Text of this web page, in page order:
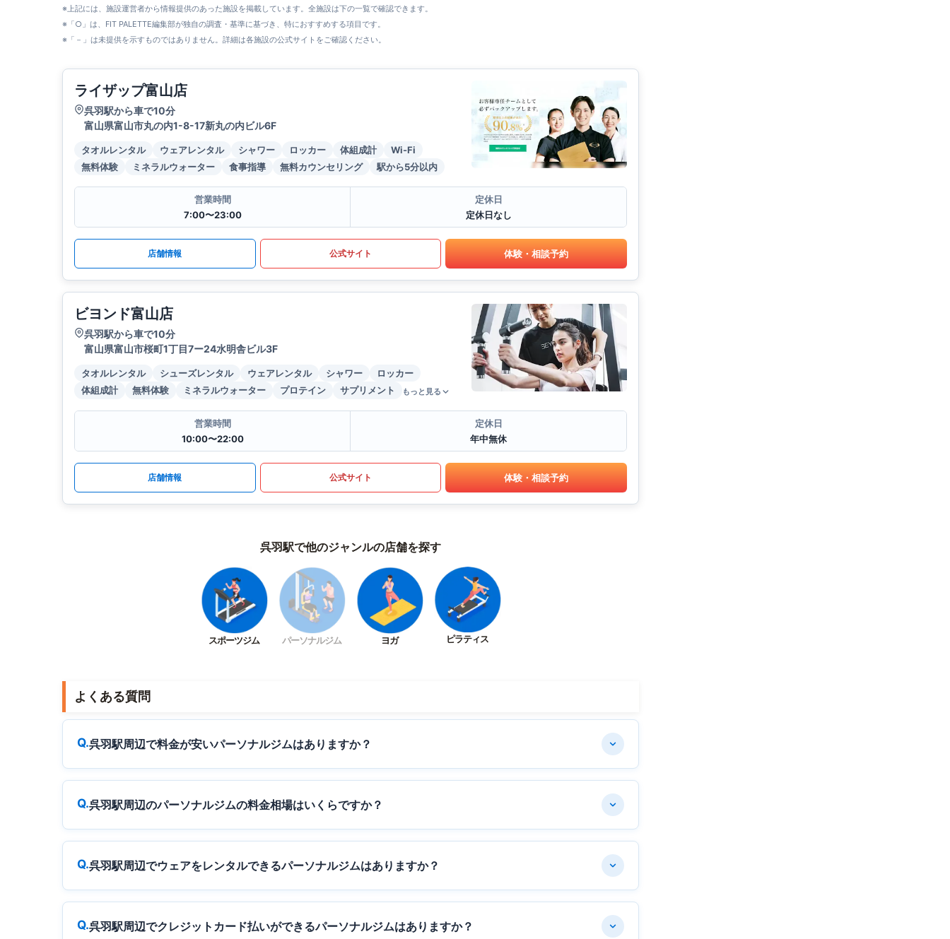
※上記には、施設運営者から情報提供のあった施設を掲載しています。全施設は下の一覧で確認できます。
※「○」は、FIT PALETTE編集部が独自の調査・基準に基づき、特におすすめする項目です。
※「－」は未提供を示すものではありません。詳細は各施設の公式サイトをご確認ください。
ライザップ富山店
呉羽駅から車で10分
富山県富山市丸の内1-8-17新丸の内ビル6F
タオルレンタル ウェアレンタル シャワー ロッカー 体組成計
Wi-Fi
無料体験
ミネラルウォーター 食事指導 無料カウンセリング 駅から5分以内
営業時間
7:00〜23:00
定休日
定休日なし
店舗情報 公式サイト 体験・相談予約
ビヨンド富山店
呉羽駅から車で10分
富山県富山市桜町1丁目7ー24水明舎ビル3F
タオルレンタル シューズレンタル ウェアレンタル シャワー
ロッカー
体組成計
無料体験 ミネラルウォーター プロテイン サプリメント もっと見る
営業時間
10:00〜22:00
定休日
年中無休
店舗情報 公式サイト 体験・相談予約
呉羽駅で他のジャンルの店舗を探す
スポーツジム パーソナルジム ヨガ ピラティス
よくある質問
呉羽駅周辺で料金が安いパーソナルジムはありますか？
呉羽駅周辺のパーソナルジムの料金相場はいくらですか？
呉羽駅周辺でウェアをレンタルできるパーソナルジムはありますか？
呉羽駅周辺でクレジットカード払いができるパーソナルジムはありますか？